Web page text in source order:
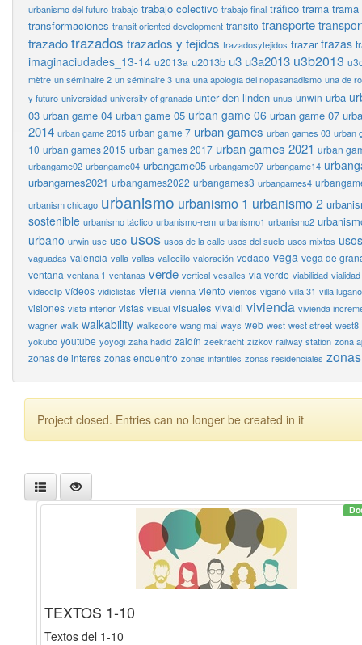
urbanismo del futuro trabajo trabajo colectivo trabajo final tráfico trama trama
transformaciones transit oriented development transito transporte
trazadotrazados trazados y tejidos trazadosytejidos trazar trazas
imaginaciudades_13-14 u2013a u2013b u3 u3a2013 u3b2013
mètre un séminaire 2 un séminaire 3 una una apología del nopasanadismo una de
y futuro universidad university of granada unter den linden unus unwin urba
03 urban game 04 urban game 05 urban game 06 urban game 07
2014 urban game 2015 urban game 7 urban games urban games 03 urban
10 urban games 2015 urban games 2017 urban games 2021 urban
urbangame02 urbangame04 urbangame05 urbangame07 urbangame14
urbangames2021 urbangames2022 urbangames3 urbangames4
urbanism chicago urbanismo urbanismo 1 urbanismo 2
sostenible urbanismo táctico urbanismo-rem urbanismo1 urbanismo2
urbano urwin use uso usos usos de la calle usos del suelo usos mixtos
vaguadas valencia valla vallas vallecillo valoración vedado vega vega de
ventana ventana 1 ventanas verde vertical vesalles via verde viabilidad vialidad
videoclip vídeos vidiclistas viena vienna viento vientos viganò villa 31 villa lugano
visiones vista interior vistas visual visuales vivaldi vivienda vivienda
wagner walk walkability walkscore wang mai ways web west west street west8
yokubo youtube yoyogi zaha hadid zaidín zeekracht zizkov railway station zona
zonas de interes zonas encuentro zonas infantiles zonas residenciales
Project closed. Entries can no longer be created in it
TEXTOS 1-10
Textos del 1-10